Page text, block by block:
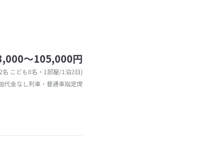
～105,000円
名 こども0名・1部屋/1泊2日)
代金なし列車・普通車指定席